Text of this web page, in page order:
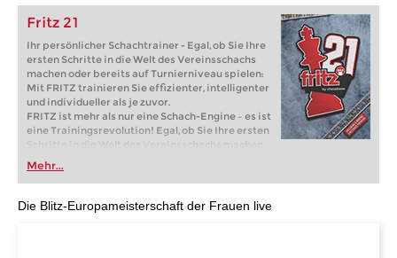
Fritz 21
Ihr persönlicher Schachtrainer - Egal, ob Sie Ihre
ersten Schritte in die Welt des Vereinsschachs
machen oder bereits auf Turnierniveau spielen:
Mit FRITZ trainieren Sie effizienter, intelligenter
und individueller als je zuvor.
FRITZ ist mehr als nur eine Schach-Engine – es ist
eine Trainingsrevolution! Egal, ob Sie Ihre ersten
Schritte in die Welt des Vereinsschachs machen
oder bereits auf Turnierniveau spielen: Mit
FRITZ trainieren Sie effizienter, intelligenter und
individueller als je zuvor.
Mehr...
Die Blitz-Europameisterschaft der Frauen live